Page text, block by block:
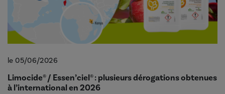
le 05/06/2026
Limocide® / Essen’ciel® : plusieurs dérogations obtenues
à l’international en 2026